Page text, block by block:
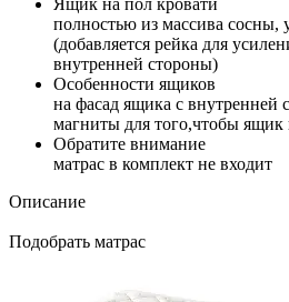
Ящик на пол кровати
полностью из массива сосны,
(добавляется рейка для
внутренней стороны)
Особенности ящиков
на фасад ящика с внутренней
магниты для того,чтобы ящик
Обратите внимание
матрас в комплект не входит
Описание
Подобрать матрас